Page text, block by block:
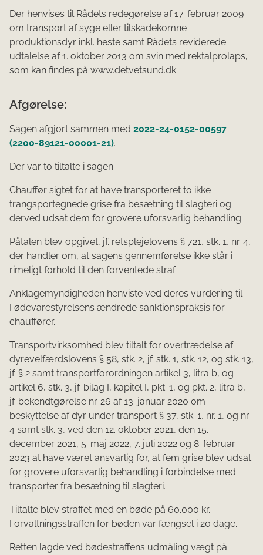
Der henvises til Rådets redegørelse af 17. februar 2009
om transport af syge eller tilskadekomne
produktionsdyr inkl. heste samt Rådets reviderede
udtalelse af 1. oktober 2013 om svin med rektalprolaps,
som kan findes på www.detvetsund.dk
Afgørelse:
Sagen afgjort sammen med 2022-24-0152-00597
(2200-89121-00001-21).
Der var to tiltalte i sagen.
Chauffør sigtet for at have transporteret to ikke
trangsportegnede grise fra besætning til slagteri og
derved udsat dem for grovere uforsvarlig behandling.
Påtalen blev opgivet, jf. retsplejelovens § 721, stk. 1, nr. 4,
der handler om, at sagens gennemførelse ikke står i
rimeligt forhold til den forventede straf.
Anklagemyndigheden henviste ved deres vurdering til
Fødevarestyrelsens ændrede sanktionspraksis for
chauffører.
Transportvirksomhed blev tiltalt for overtrædelse af
dyrevelfærdslovens § 58, stk. 2, jf. stk. 1, stk. 12, og stk. 13,
jf. § 2 samt transportforordningen artikel 3, litra b, og
artikel 6, stk. 3, jf. bilag I, kapitel I, pkt. 1, og pkt. 2, litra b,
jf. bekendtgørelse nr. 26 af 13. januar 2020 om
beskyttelse af dyr under transport § 37, stk. 1, nr. 1, og nr.
4 samt stk. 3, ved den 12. oktober 2021, den 15.
december 2021, 5. maj 2022, 7. juli 2022 og 8. februar
2023 at have været ansvarlig for, at fem grise blev udsat
for grovere uforsvarlig behandling i forbindelse med
transporter fra besætning til slagteri.
Tiltalte blev straffet med en bøde på 60.000 kr.
Forvaltningsstraffen for bøden var fængsel i 20 dage.
Retten lagde ved bødestraffens udmåling vægt på